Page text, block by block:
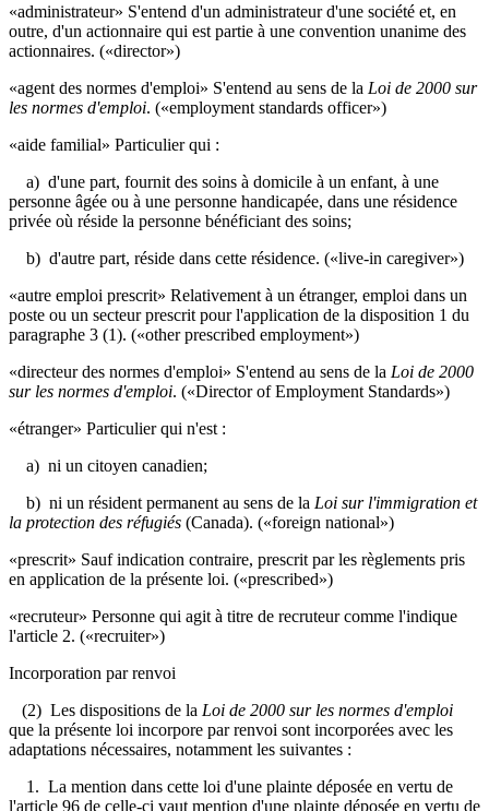
«administrateur» S'entend d'un administrateur d'une société et, en
outre, d'un actionnaire qui est partie à une convention unanime des
actionnaires. («director»)
«agent des normes d'emploi» S'entend au sens de la Loi de 2000 sur
les normes d'emploi. («employment standards officer»)
«aide familial» Particulier qui :
a) d'une part, fournit des soins à domicile à un enfant, à une
personne âgée ou à une personne handicapée, dans une résidence
privée où réside la personne bénéficiant des soins;
b) d'autre part, réside dans cette résidence. («live-in caregiver»)
«autre emploi prescrit» Relativement à un étranger, emploi dans un
poste ou un secteur prescrit pour l'application de la disposition 1 du
paragraphe 3 (1). («other prescribed employment»)
«directeur des normes d'emploi» S'entend au sens de la Loi de 2000
sur les normes d'emploi. («Director of Employment Standards»)
«étranger» Particulier qui n'est :
a) ni un citoyen canadien;
b) ni un résident permanent au sens de la Loi sur l'immigration et
la protection des réfugiés (Canada). («foreign national»)
«prescrit» Sauf indication contraire, prescrit par les règlements pris
en application de la présente loi. («prescribed»)
«recruteur» Personne qui agit à titre de recruteur comme l'indique
l'article 2. («recruiter»)
Incorporation par renvoi
(2) Les dispositions de la Loi de 2000 sur les normes d'emploi
que la présente loi incorpore par renvoi sont incorporées avec les
adaptations nécessaires, notamment les suivantes :
1. La mention dans cette loi d'une plainte déposée en vertu de
l'article 96 de celle-ci vaut mention d'une plainte déposée en vertu de